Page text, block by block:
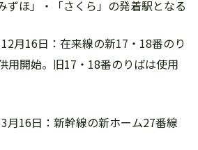
ずほ」・「さくら」の発着駅となる
月16日：在来線の新17・18番のり
用開始。旧17・18番のりばは使用
月16日：新幹線の新ホーム27番線